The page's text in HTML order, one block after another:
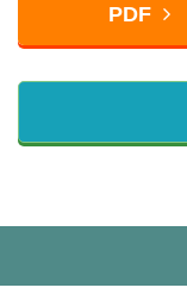
PDF